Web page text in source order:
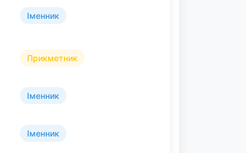
Іменник
Прикметник
Іменник
Іменник